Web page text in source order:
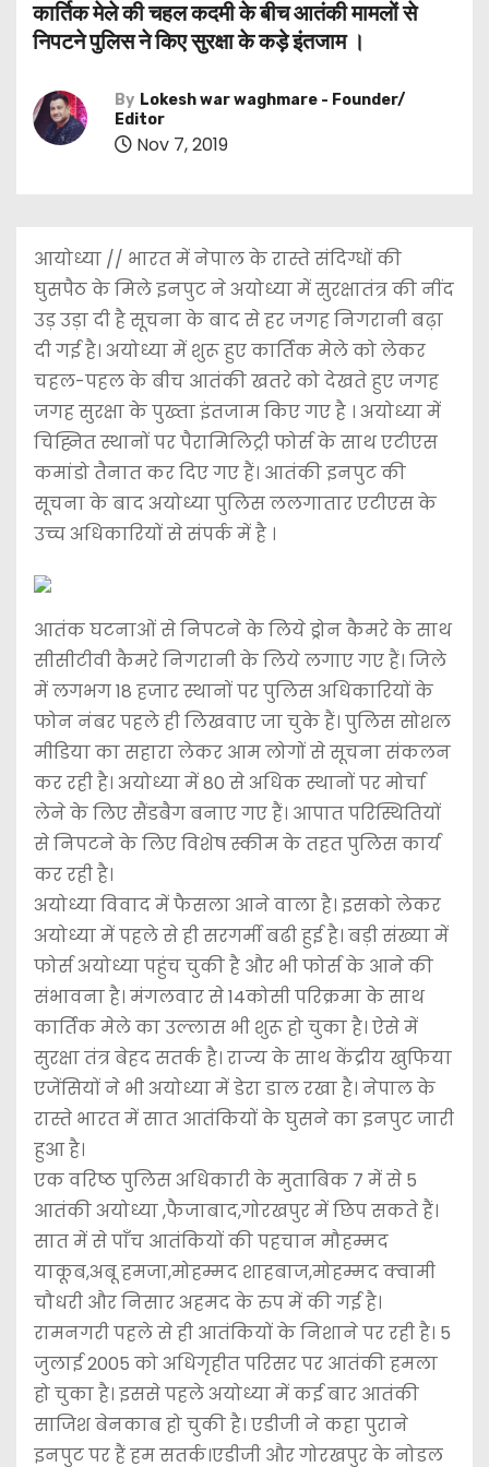
कार्तिक मेले की चहल कदमी के बीच आतंकी मामलों से
निपटने पुलिस ने किए सुरक्षा के कड़े इंतजाम ।
By Lokesh war waghmare - Founder/
Editor
Nov 7, 2019
आयोध्या // भारत में नेपाल के रास्ते संदिग्धों की
घुसपैठ के मिले इनपुट ने अयोध्या में सुरक्षातंत्र की नींद
उड़ उड़ा दी है सूचना के बाद से हर जगह निगरानी बढ़ा
दी गई है। अयोध्या में शुरू हुए कार्तिक मेले को लेकर
चहल-पहल के बीच आतंकी खतरे को देखते हुए जगह
जगह सुरक्षा के पुख्ता इंतजाम किए गए है । अयोध्या में
चिह्नित स्थानों पर पैरामिलिट्री फोर्स के साथ एटीएस
कमांडो तैनात कर दिए गए हैं। आतंकी इनपुट की
सूचना के बाद अयोध्या पुलिस ललगातार एटीएस के
उच्च अधिकारियों से संपर्क में है ।
आतंक घटनाओं से निपटने के लिये ड्रोन कैमरे के साथ
सीसीटीवी कैमरे निगरानी के लिये लगाए गए हैं। जिले
में लगभग 18 हजार स्थानों पर पुलिस अधिकारियों के
फोन नंबर पहले ही लिखवाए जा चुके हैं। पुलिस सोशल
मीडिया का सहारा लेकर आम लोगों से सूचना संकलन
कर रही है। अयोध्या में 80 से अधिक स्थानों पर मोर्चा
लेने के लिए सैंडबैग बनाए गए हैं। आपात परिस्थितियों
से निपटने के लिए विशेष स्कीम के तहत पुलिस कार्य
कर रही है।
अयोध्या विवाद में फैसला आने वाला है। इसको लेकर
अयोध्या में पहले से ही सरगर्मी बढी हुई है। बड़ी संख्या में
फोर्स अयोध्या पहुंच चुकी है और भी फोर्स के आने की
संभावना है। मंगलवार से 14कोसी परिक्रमा के साथ
कार्तिक मेले का उल्लास भी शुरू हो चुका है। ऐसे में
सुरक्षा तंत्र बेहद सतर्क है। राज्य के साथ केंद्रीय खुफिया
एजेंसियों ने भी अयोध्या में डेरा डाल रखा है। नेपाल के
रास्ते भारत में सात आतंकियों के घुसने का इनपुट जारी
हुआ है।
एक वरिष्ठ पुलिस अधिकारी के मुताबिक 7 में से 5
आतंकी अयोध्या ,फैजाबाद,गोरखपुर में छिप सकते हैं।
सात में से पाँच आतंकियों की पहचान मौहम्मद
याकूब,अबू हमजा,मोहम्मद शाहबाज,मोहम्मद क्वामी
चौधरी और निसार अहमद के रुप में की गई है।
रामनगरी पहले से ही आतंकियों के निशाने पर रही है। 5
जुलाई 2005 को अधिगृहीत परिसर पर आतंकी हमला
हो चुका है। इससे पहले अयोध्या में कई बार आतंकी
साजिश बेनकाब हो चुकी है। एडीजी ने कहा पुराने
इनपुट पर हैं हम सतर्क।एडीजी और गोरखपुर के नोडल